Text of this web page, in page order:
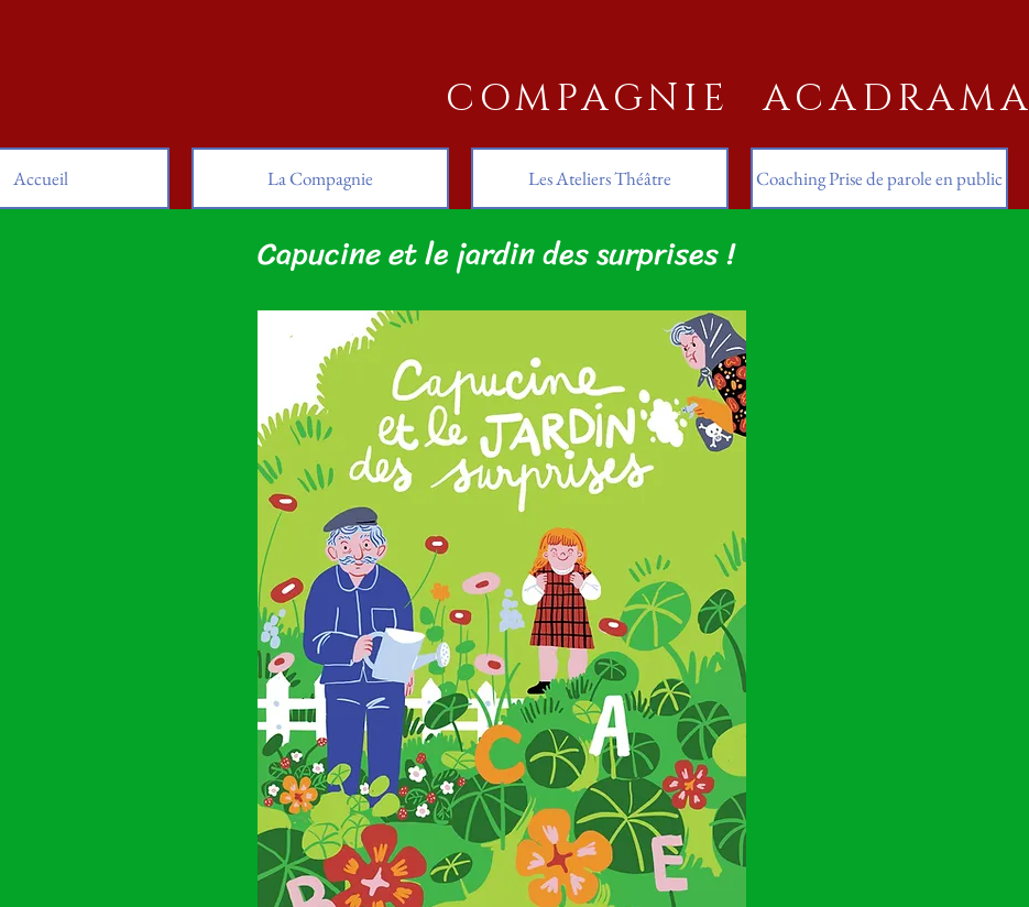
COMPAGNIE ACADRAMA
Accueil La Compagnie Les Ateliers Théâtre Coaching Prise de parole en public
Capucine et le jardin des surprises !